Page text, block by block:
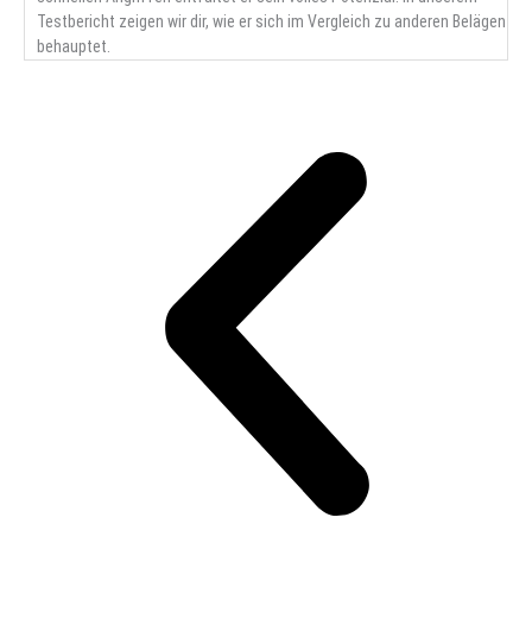
Testbericht zeigen wir dir, wie er sich im Vergleich zu anderen Belägen
behauptet.